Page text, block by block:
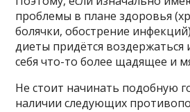
проблемы в плане здоровья
болячки, обострение
диеты придётся воздержаться
себя что-то более щадящее и
Не стоит начинать подобную
наличии следующих